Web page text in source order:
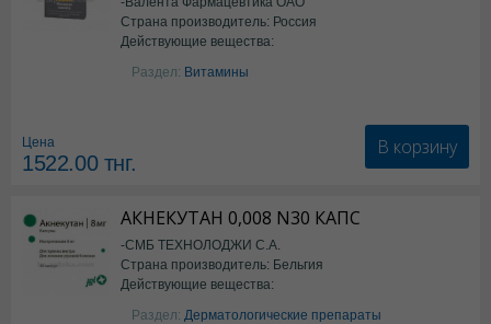
Страна производитель: Россия
Действующие вещества:
фолиевая кислота
Раздел: Витамины
Цена
1522.00тнг.
В корзину
АКНЕКУТАН 0,008 N30 КАПС
-СМБ ТЕХНОЛОДЖИ С.А.
Страна производитель: Бельгия
Действующие вещества:
Изотретиноин
Раздел: Дерматологические препараты